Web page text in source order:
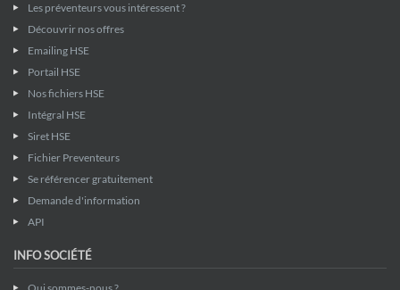
Les préventeurs vous intéressent ?
Découvrir nos offres
Emailing HSE
Portail HSE
Nos fichiers HSE
Intégral HSE
Siret HSE
Fichier Preventeurs
Se référencer gratuitement
Demande d'information
API
INFO SOCIÉTÉ